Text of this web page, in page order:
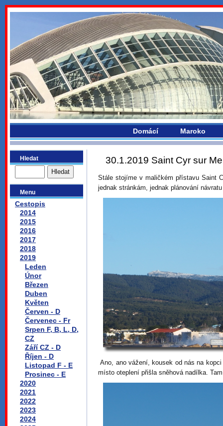
bydlikemevropou.com
Domácí Maroko
Hledat
Menu
Cestopis
2014
2015
2016
2017
2018
2019
Leden
Únor
Březen
Duben
Květen
Červen - D
Červenec - Fr
Srpen F, B, L, D,
CZ
Září CZ - D
Říjen - D
Listopad F - E
Prosinec - E
2020
2021
2022
2023
2024
30.1.2019 Saint Cyr sur
Stále stojíme v maličkém přístavu Saint
jednak stránkám, jednak plánování
Ano, ano vážení, kousek od nás na
místo oteplení přišla sněhová nadílka.